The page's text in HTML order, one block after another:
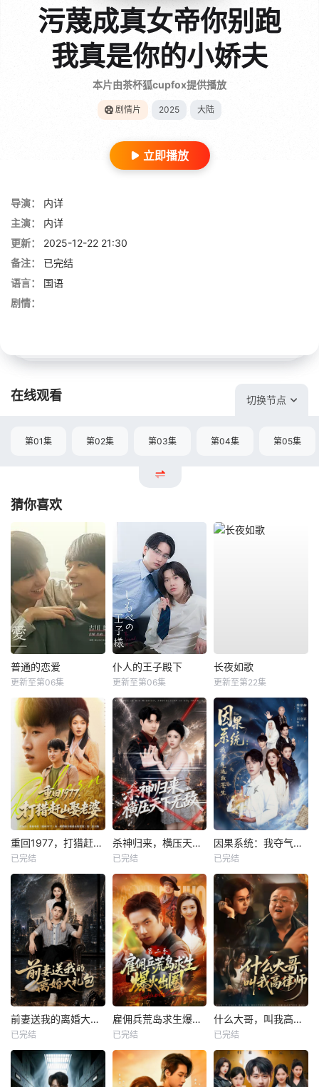
污蔑成真女帝你别跑
我真是你的小娇夫
本片由茶杯狐cupfox提供播放
剧情片 2025 大陆
立即播放
导演：
内详
主演：
内详
更新：
2025-12-22 21:30
备注：
已完结
语言：
国语
剧情：
在线观看 切换节点
第01集 第02集 第03集 第04集 第05集
猜你喜欢
普通的恋爱
更新至第06集
仆人的王子殿下
更新至第06集
长夜如歌
更新至第22集
重回1977，打猎赶山娶老婆
已完结
杀神归来，横压天下无敌
已完结
因果系统：我夺气运救苍生
已完结
前妻送我的离婚大礼包
已完结
雇佣兵荒岛求生爆火出圈第二季
已完结
什么大哥，叫我高律师
已完结